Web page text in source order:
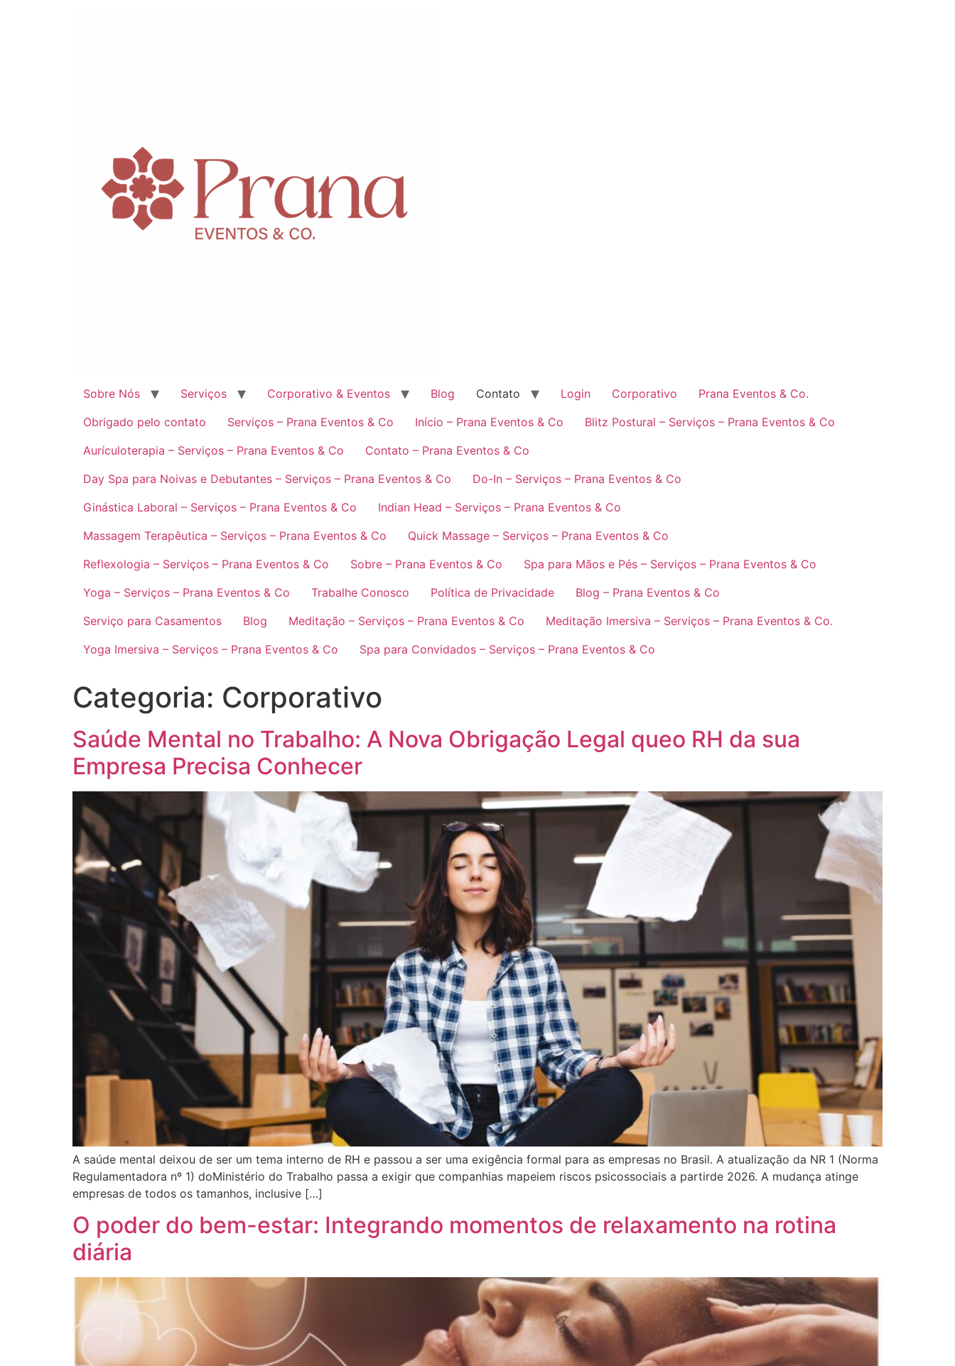
Sobre Nós Serviços Corporativo & Eventos Blog Contato Login Corporativo
Prana Eventos & Co.
Obrigado pelo contato
Serviços – Prana Eventos & Co Início – Prana Eventos & Co
Blitz Postural – Serviços – Prana Eventos & Co
Aurículoterapia – Serviços – Prana Eventos & Co
Contato – Prana Eventos & Co
Day Spa para Noivas e Debutantes – Serviços – Prana Eventos & Co
Do-In – Serviços – Prana Eventos & Co
Ginástica Laboral – Serviços – Prana Eventos & Co
Indian Head – Serviços – Prana Eventos & Co
Massagem Terapêutica – Serviços – Prana Eventos & Co
Quick Massage – Serviços – Prana Eventos & Co
Reflexologia – Serviços – Prana Eventos & Co
Sobre – Prana Eventos & Co
Spa para Mãos e Pés – Serviços – Prana Eventos & Co
Yoga – Serviços – Prana Eventos & Co
Trabalhe Conosco Política de Privacidade
Blog – Prana Eventos & Co
Serviço para Casamentos
Blog Meditação – Serviços – Prana Eventos & Co
Meditação Imersiva – Serviços – Prana Eventos & Co.
Yoga Imersiva – Serviços – Prana Eventos & Co
Spa para Convidados – Serviços – Prana Eventos & Co
Categoria: Corporativo
Saúde Mental no Trabalho: A Nova Obrigação Legal queo RH da sua
Empresa Precisa Conhecer
A saúde mental deixou de ser um tema interno de RH e passou a ser uma exigência formal para as empresas no Brasil. A atualização da NR 1 (Norma
Regulamentadora nº 1) doMinistério do Trabalho passa a exigir que companhias mapeiem riscos psicossociais a partirde 2026. A mudança atinge
empresas de todos os tamanhos, inclusive […]
O poder do bem-estar: Integrando momentos de relaxamento na rotina
diária